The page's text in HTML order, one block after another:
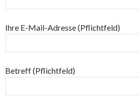
Ihre E-Mail-Adresse (Pflichtfeld)
Betreff (Pflichtfeld)